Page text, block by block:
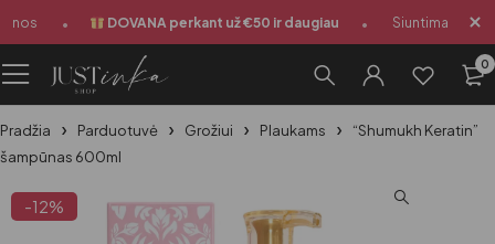
DOVANA perkant už €50 ir daugiau Siuntimas 1-3
0
Pradžia Parduotuvė Grožiui Plaukams
“Shumukh Keratin”
šampūnas 600ml
-12%